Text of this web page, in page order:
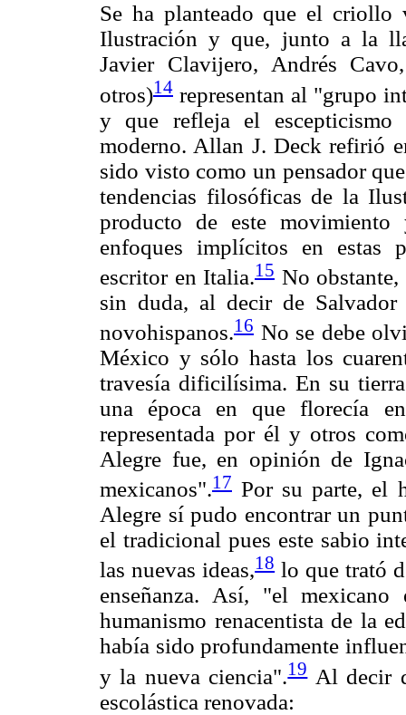
Se ha planteado que el criollo
Ilustración y que, junto a la
Javier Clavijero, Andrés
otros)14 representan al "grupo
y que refleja el
moderno. Allan J. Deck refirió
sido visto como un pensador
tendencias filosóficas de la
producto de este movimiento
enfoques implícitos en estas
escritor en Italia.15 No
sin duda, al decir de
novohispanos.16 No se debe
México y sólo hasta los
travesía dificilísima. En su
una época en que florecía
representada por él y otros
Alegre fue, en opinión de
mexicanos".17 Por su parte, el
Alegre sí pudo encontrar un
el tradicional pues este sabio
las nuevas ideas,18lo que trató
enseñanza. Así, "el
humanismo renacentista de la
había sido profundamente
y la nueva ciencia".19Al decir
escolástica renovada: